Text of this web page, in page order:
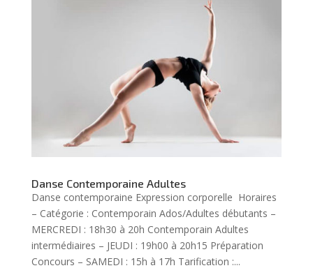
Danse Contemporaine Adultes
Danse contemporaine Expression corporelle Horaires
– Catégorie : Contemporain Ados/Adultes débutants –
MERCREDI : 18h30 à 20h Contemporain Adultes
intermédiaires – JEUDI : 19h00 à 20h15 Préparation
Concours – SAMEDI : 15h à 17h Tarification :...